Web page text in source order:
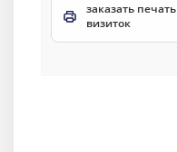
заказать печать
визиток